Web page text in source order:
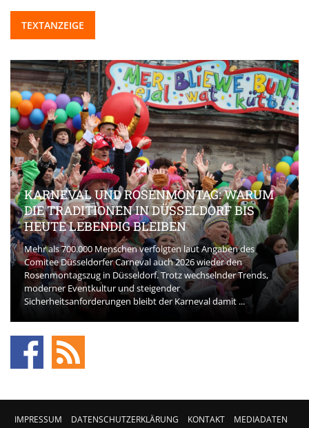
TEXTANZEIGE
KARNEVAL UND ROSENMONTAG: WARUM
DIE TRADITIONEN IN DÜSSELDORF BIS
HEUTE LEBENDIG BLEIBEN
Mehr als 700.000 Menschen verfolgten laut Angaben des
Comitee Düsseldorfer Carneval auch 2026 wieder den
Rosenmontagszug in Düsseldorf. Trotz wechselnder Trends,
moderner Eventkultur und steigender
Sicherheitsanforderungen bleibt der Karneval damit ...
IMPRESSUM DATENSCHUTZERKLÄRUNG KONTAKT MEDIADATEN